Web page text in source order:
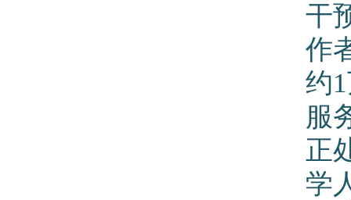
干
作
约
服
正
学